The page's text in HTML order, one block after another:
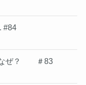
#84
なぜ？ ＃83